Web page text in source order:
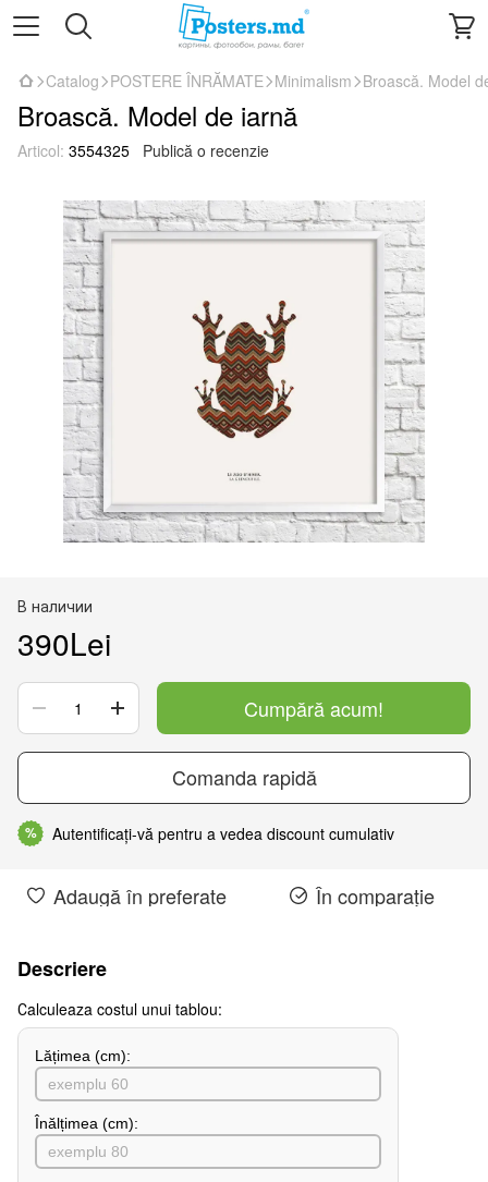
Catalog POSTERE ÎNRĂMATE Minimalism Broască. Model
Broască. Model de iarnă
Articol: 3554325 Publică o recenzie
В наличии
390Lei
Cumpără acum!
Comanda rapidă
% Autentificați-vă pentru a vedea discount cumulativ
Adaugă în preferate În comparație
Descriere
Сalculeaza costul unui tablou:
Lățimea (сm):
Înălțimea (cm):